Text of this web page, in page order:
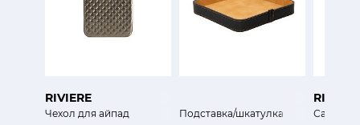
RIVIERE
Чехол для айпад Подставка/шкатулка
RIVIERE